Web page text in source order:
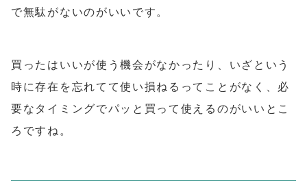
で無駄がないのがいいです。
買ったはいいが使う機会がなかったり、いざという
時に存在を忘れてて使い損ねるってことがなく、必
要なタイミングでパッと買って使えるのがいいとこ
ろですね。